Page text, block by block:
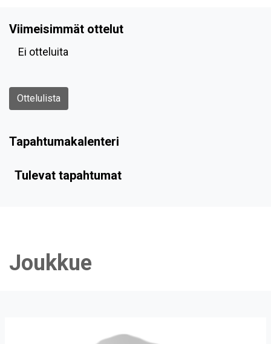
Viimeisimmät ottelut
Ei otteluita
Ottelulista
Tapahtumakalenteri
Tulevat tapahtumat
Joukkue